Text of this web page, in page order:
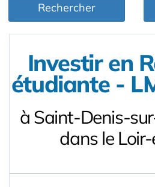
Rechercher
Investir en
étudiante -
à Saint-Denis-
dans le